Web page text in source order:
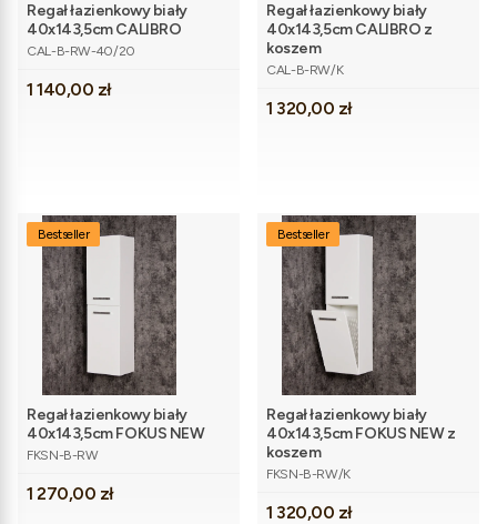
Regał łazienkowy biały
40x143,5cm CALIBRO
Kod produktu
CAL-B-RW-40/20
Cena
1 140,00 zł
Regał łazienkowy biały
40x143,5cm CALIBRO z
koszem
Kod produktu
CAL-B-RW/K
Cena
1 320,00 zł
Bestseller
Regał łazienkowy biały
40x143,5cm FOKUS NEW
Kod produktu
FKSN-B-RW
Cena
1 270,00 zł
Bestseller
Regał łazienkowy biały
40x143,5cm FOKUS NEW z
koszem
Kod produktu
FKSN-B-RW/K
Cena
1 320,00 zł